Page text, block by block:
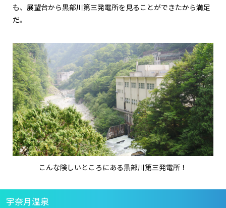
も、展望台から黒部川第三発電所を見ることができたから満足
だ。
こんな険しいところにある黒部川第三発電所！
宇奈月温泉